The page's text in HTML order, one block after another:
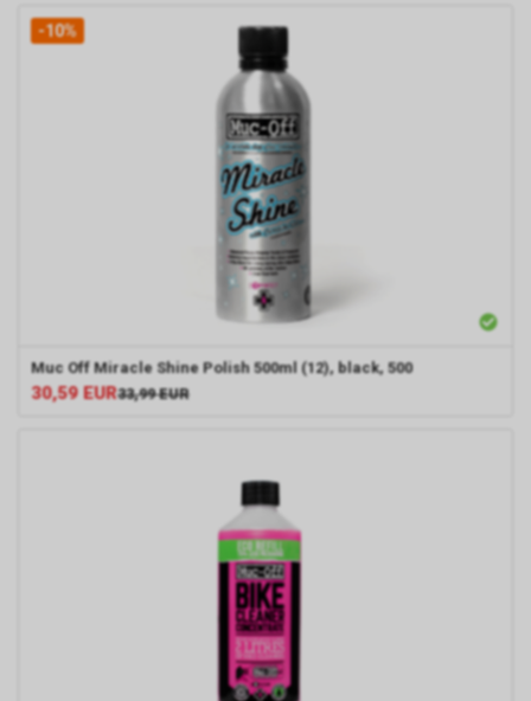
-10%
Muc Off Miracle Shine Polish 500ml (12), black, 500
30,59 EUR33,99 EUR